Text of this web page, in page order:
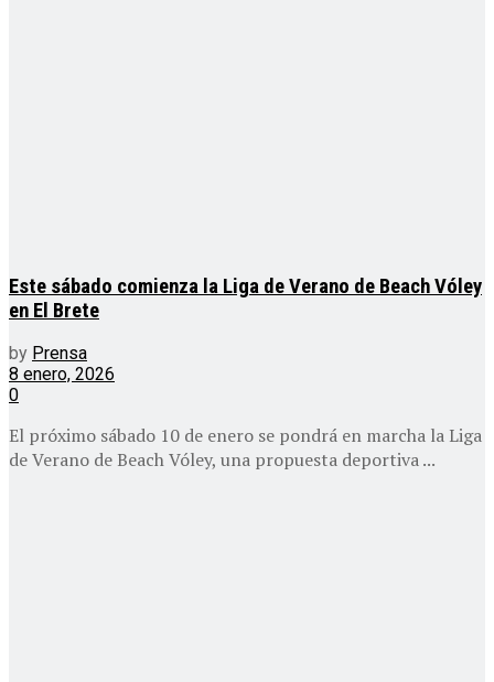
Este sábado comienza la Liga de Verano de Beach Vóley
en El Brete
by Prensa
8 enero, 2026
0
El próximo sábado 10 de enero se pondrá en marcha la Liga
de Verano de Beach Vóley, una propuesta deportiva ...